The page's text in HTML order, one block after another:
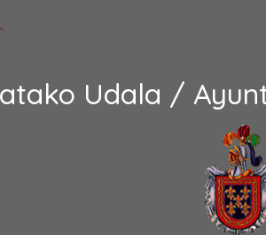
Udala /